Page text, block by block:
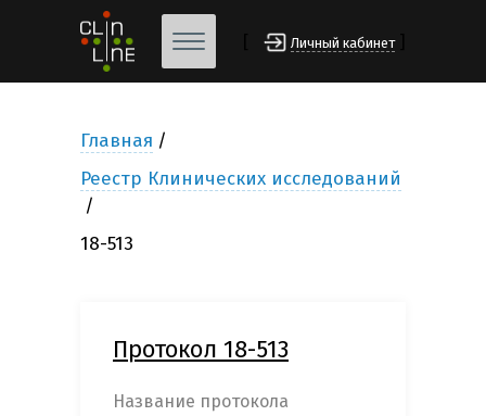
Личный кабинет
Главная
Реестр Клинических исследований
18-513
Протокол 18-513
Название протокола